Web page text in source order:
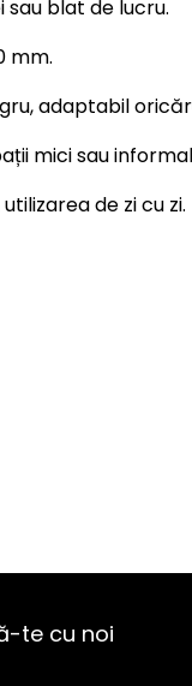
blat de lucru.
mm.
adaptabil
mici sau
de zi cu zi.
te cu noi